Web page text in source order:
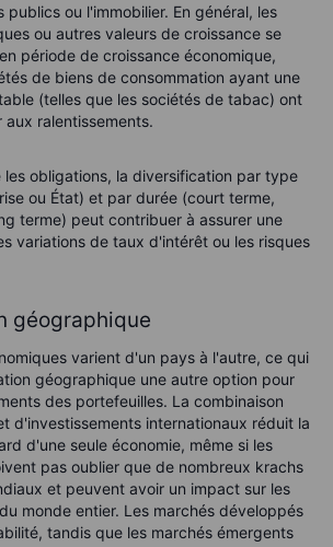
publics ou l'immobilier. En général, les
ou autres valeurs de croissance se
période de croissance économique,
de biens de consommation ayant une
(telles que les sociétés de tabac) ont
ralentissements.
les obligations, la diversification par type
ou État) et par durée (court terme,
terme) peut contribuer à assurer une
variations de taux d'intérêt ou les risques
géographique
varient d'un pays à l'autre, ce qui
géographique une autre option pour
des portefeuilles. La combinaison
d'investissements internationaux réduit la
d'une seule économie, même si les
pas oublier que de nombreux krachs
et peuvent avoir un impact sur les
monde entier. Les marchés développés
tandis que les marchés émergents